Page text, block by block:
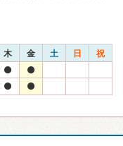
木 金 土 日 祝